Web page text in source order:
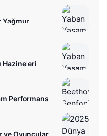
Yağmur
Hazineleri
Performans
ve Oyuncular